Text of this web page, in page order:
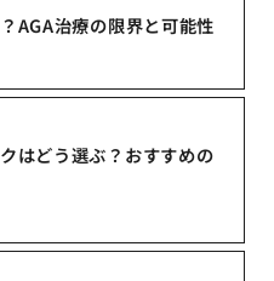
AGA治療の限界と可能性
はどう選ぶ？おすすめの